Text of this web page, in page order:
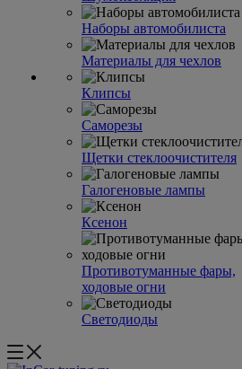
Наборы автомобилиста
Материалы для чехлов
Клипсы
Саморезы
Щетки стеклоочистителя
Галогеновые лампы
Ксенон
Противотуманные фары,
ходовые огни
Светодиоды